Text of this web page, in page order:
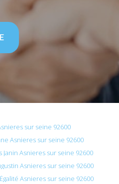
sur seine 92600
Asnieres sur seine 92600
Asnieres sur seine 92600
Asnieres sur seine 92600
Asnieres sur seine 92600